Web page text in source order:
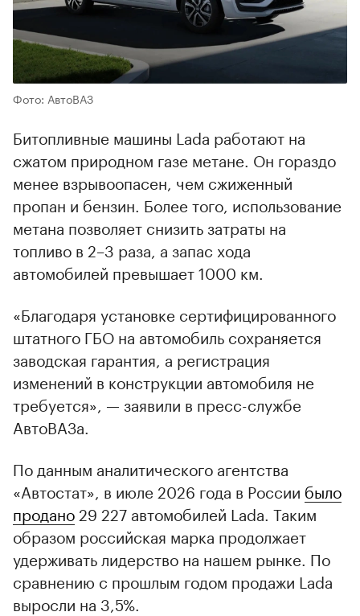
Фото: АвтоВАЗ
Битопливные машины Lada работают на
сжатом природном газе метане. Он гораздо
менее взрывоопасен, чем сжиженный
пропан и бензин. Более того, использование
метана позволяет снизить затраты на
топливо в 2–3 раза, а запас хода
автомобилей превышает 1000 км.
«Благодаря установке сертифицированного
штатного ГБО на автомобиль сохраняется
заводская гарантия, а регистрация
изменений в конструкции автомобиля не
требуется», — заявили в пресс-службе
АвтоВАЗа.
По данным аналитического агентства
«Автостат», в июле 2026 года в России было
продано 29 227 автомобилей Lada. Таким
образом российская марка продолжает
удерживать лидерство на нашем рынке. По
сравнению с прошлым годом продажи Lada
выросли на 3,5%.